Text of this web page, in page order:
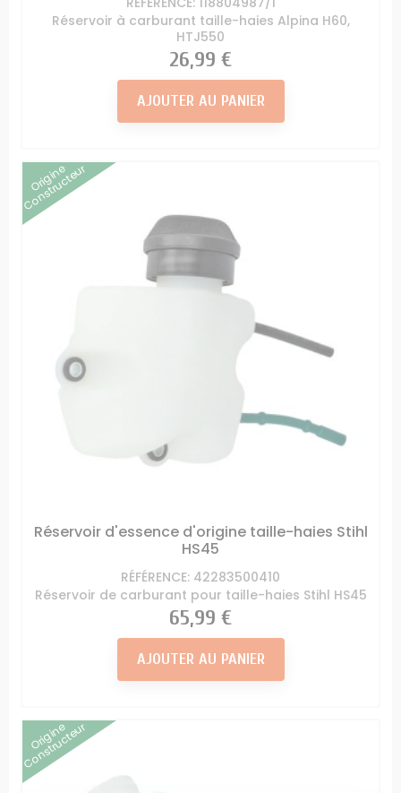
Réservoir à carburant taille-haies Alpina H60,
HTJ550
Prix
26,99 €
AJOUTER AU PANIER
Origine
Constructeur
Réservoir d'essence d'origine taille-haies Stihl
HS45
RÉFÉRENCE: 42283500410
Réservoir de carburant pour taille-haies Stihl HS45
Prix
65,99 €
AJOUTER AU PANIER
Origine
Constructeur